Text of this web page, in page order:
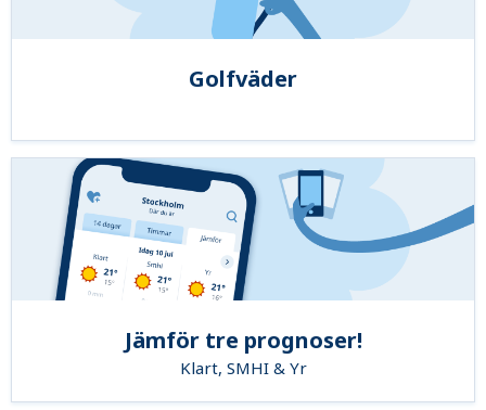
Golfväder
Jämför tre prognoser!
Klart, SMHI & Yr